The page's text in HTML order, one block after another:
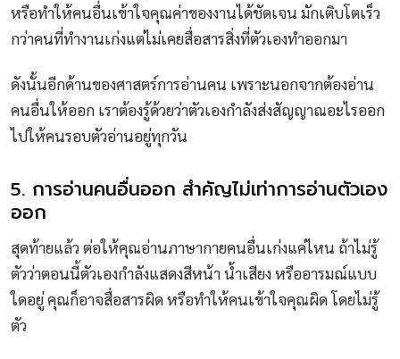
หรือทำให้คนอื่นเข้าใจคุณค่าของงานได้ชัดเจน มักเติบโตเร็ว
กว่าคนที่ทำงานเก่งแต่ไม่เคยสื่อสารสิ่งที่ตัวเองทำออกมา
ดังนั้นอีกด้านของศาสตร์การอ่านคน เพราะนอกจากต้องอ่าน
คนอื่นให้ออก เราต้องรู้ด้วยว่าตัวเองกำลังส่งสัญญาณอะไรออก
ไปให้คนรอบตัวอ่านอยู่ทุกวัน
5. การอ่านคนอื่นออก สำคัญไม่เท่าการอ่านตัวเอง
ออก
สุดท้ายแล้ว ต่อให้คุณอ่านภาษากายคนอื่นเก่งแค่ไหน ถ้าไม่รู้
ตัวว่าตอนนี้ตัวเองกำลังแสดงสีหน้า น้ำเสียง หรืออารมณ์แบบ
ใดอยู่ คุณก็อาจสื่อสารผิด หรือทำให้คนเข้าใจคุณผิด โดยไม่รู้
ตัว